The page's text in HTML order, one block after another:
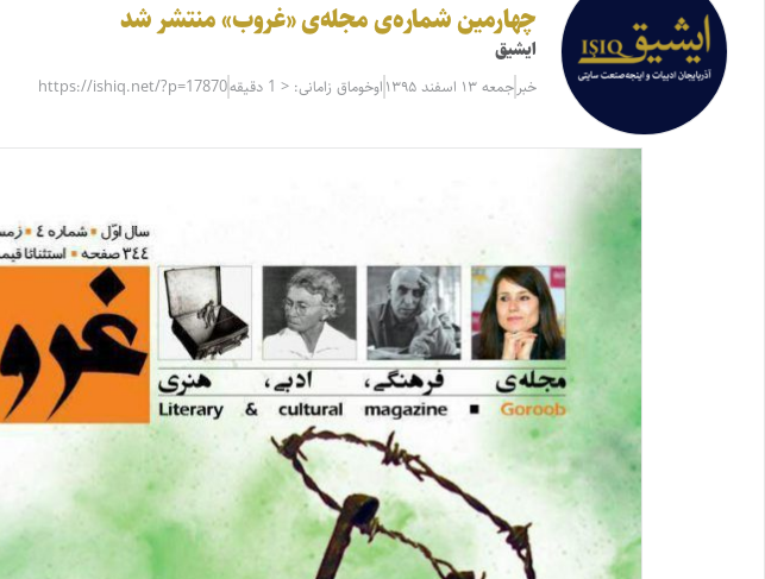
چهارمین شماره‌ی مجله‌ی «غروب» منتشر شد
ایشیق
خبر جمعه ۱۳ اسفند ۱۳۹۵ اوخوماق زامانی: < 1 دقیقه https://ishiq.net/?p=17870